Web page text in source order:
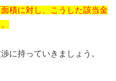
積に対し、こうした該当金
に持っていきましょう。